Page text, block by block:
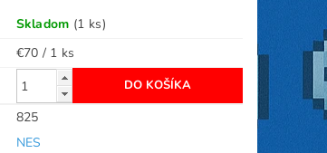
Skladom (1 ks)
€70 / 1 ks
825
NES